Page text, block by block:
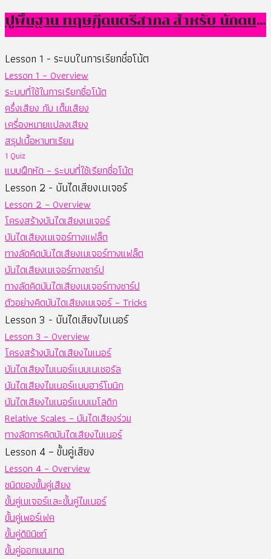
ปูพื้นฐาน ทฤษฎีดนตรีสากล สำหรับ นักดนตรีป๊อป
Lesson 1 - ระบบในการเรียกชื่อโน้ต
Lesson 1 – Overview
ระบบที่ใช้ในการเรียกชื่อโน้ต
ครึ่งเสียง กับ เต็มเสียง
เครื่องหมายแปลงเสียง
สรุปเนื้อหาบทเรียน
1 Quiz
แบบฝึกหัด – ระบบที่ใช้เรียกชื่อโน้ต
Lesson 2 - บันไดเสียงเมเจอร์
Lesson 2 – Overview
โครงสร้างบันไดเสียงเมเจอร์
บันไดเสียงเมเจอร์ทางแฟล็ต
ทางลัดคิดบันไดเสียงเมเจอร์ทางแฟล็ต
บันไดเสียงเมเจอร์ทางชาร์ป
ทางลัดคิดบันไดเสียงเมเจอร์ทางชาร์ป
ตัวอย่างคิดบันไดเสียงเมเจอร์ – Tricks
Lesson 3 - บันไดเสียงไมเนอร์
Lesson 3 – Overview
โครงสร้างบันไดเสียงไมเนอร์
บันไดเสียงไมเนอร์แบบเนเชอรัล
บันไดเสียงไมเนอร์แบบฮาร์โมนิก
บันไดเสียงไมเนอร์แบบเมโลดิก
Relative Scales – บันไดเสียงร่วม
ทางลัดการคิดบันไดเสียงไมเนอร์
Lesson 4 – ขั้นคู่เสียง
Lesson 4 – Overview
ชนิดของขั้นคู่เสียง
ขั้นคู่เมเจอร์และขั้นคู่ไมเนอร์
ขั้นคู่เพอร์เฟค
ขั้นคู่ดิมินิชท์
ขั้นคู่ออกเมนเทด